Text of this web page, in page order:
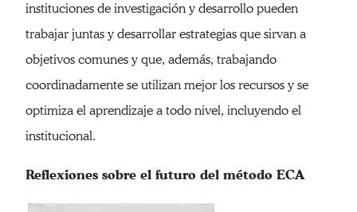
instituciones de investigación y desarrollo pueden
trabajar juntas y desarrollar estrategias que sirvan a
objetivos comunes y que, además, trabajando
coordinadamente se utilizan mejor los recursos y se
optimiza el aprendizaje a todo nivel, incluyendo el
institucional.
Reflexiones sobre el futuro del método ECA